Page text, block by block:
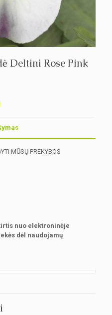
Deltini Rose Pink
MŪSŲ PREKYBOS
nuo elektroninėje
dėl naudojamų